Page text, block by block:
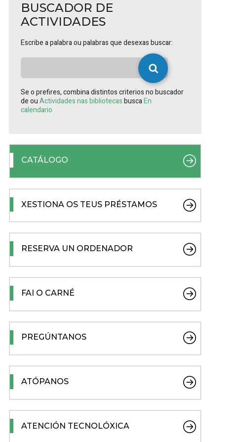
BUSCADOR DE
ACTIVIDADES
Escribe a palabra ou palabras que desexas buscar:
Se o prefires, combina distintos criterios no buscador
de ouActividades nas bibliotecasbuscaEn
calendario
CATÁLOGO
XESTIONA OS TEUS PRÉSTAMOS
RESERVA UN ORDENADOR
FAI O CARNÉ
PREGÚNTANOS
ATÓPANOS
ATENCIÓN TECNOLÓXICA